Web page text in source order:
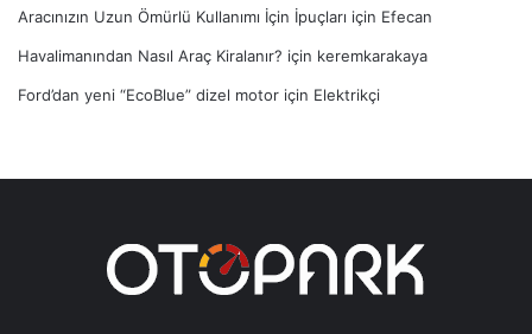
Aracınızın Uzun Ömürlü Kullanımı İçin İpuçları için Efecan
Havalimanından Nasıl Araç Kiralanır? için keremkarakaya
Ford’dan yeni “EcoBlue” dizel motor için Elektrikçi